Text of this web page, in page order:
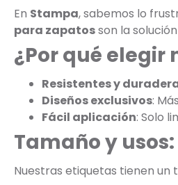
En Stampa, sabemos lo
para zapatosson la
¿Por qué
Resistentes y
Diseños exclusivos:
Fácil aplicación: Solo
Tamaño y usos:
Nuestras etiquetas tienen un